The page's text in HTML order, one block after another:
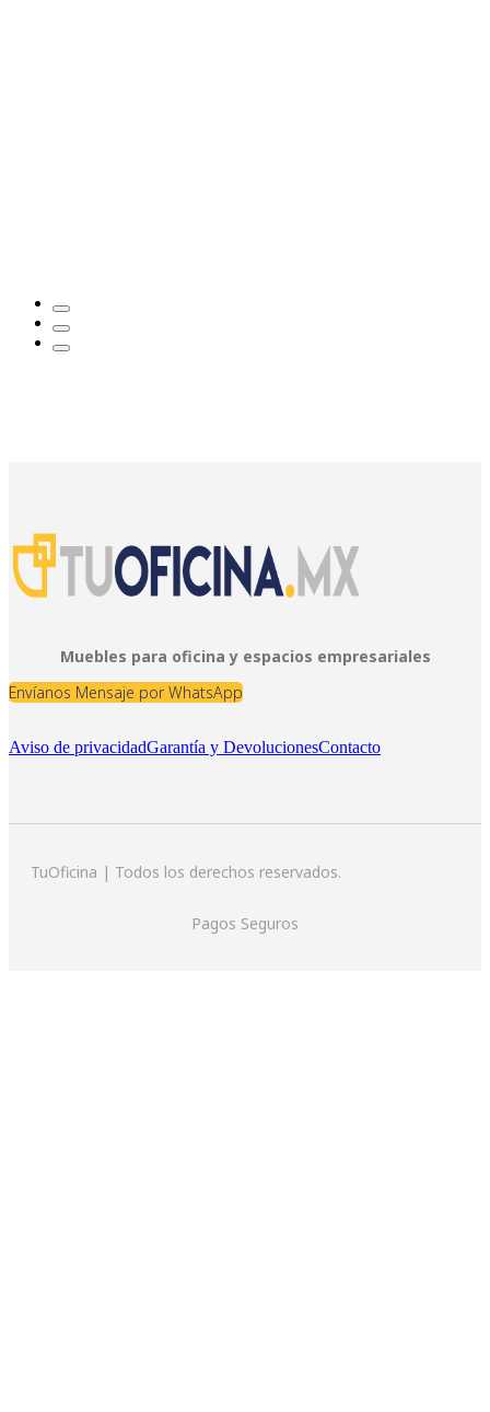
Muebles para oficina y espacios empresariales
Envíanos Mensaje por WhatsApp
Aviso de privacidadGarantía y DevolucionesContacto
TuOficina | Todos los derechos reservados.
Pagos Seguros